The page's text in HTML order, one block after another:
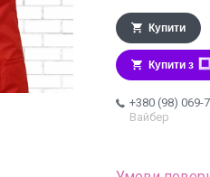
Купити
Купити з
+380 (98) 069-
Вайбер